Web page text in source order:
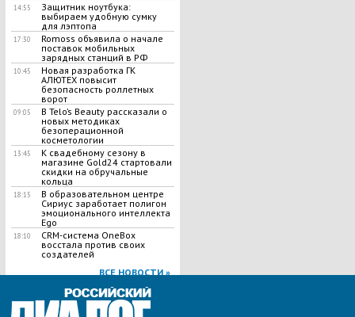
14:55
Защитник ноутбука:
выбираем удобную сумку
для лэптопа
17:30
Romoss объявила о начале
поставок мобильных
зарядных станций в РФ
10:45
Новая разработка ГК
АЛЮТЕХ повысит
безопасность роллетных
ворот
09:05
В Telo’s Beauty рассказали о
новых методиках
безоперационной
косметологии
13:45
К свадебному сезону в
магазине Gold24 стартовали
скидки на обручальные
кольца
18:15
В образовательном центре
Сириус заработает полигон
эмоционального интеллекта
Ego
18:10
CRM-система OneBox
восстала против своих
создателей
ВСЕ НОВОСТИ »